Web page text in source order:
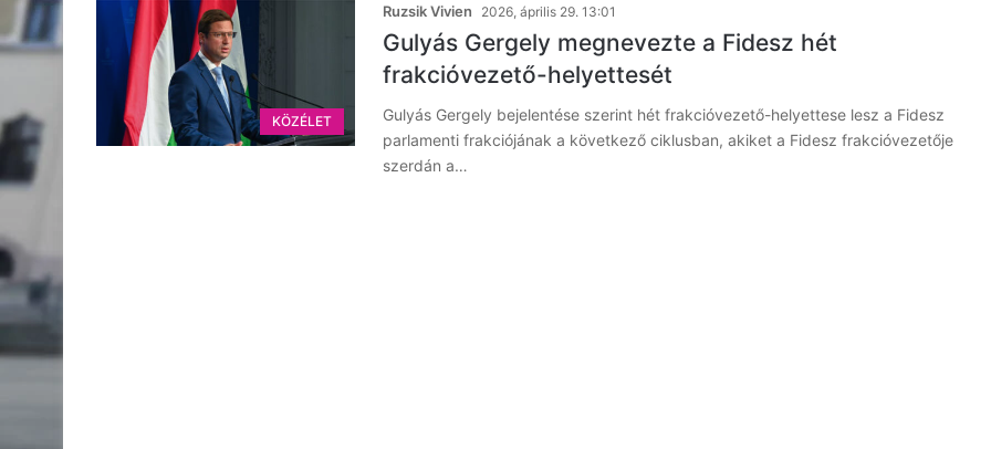
KÖZÉLET
Ruzsik Vivien 2026, április 29. 13:01
Gulyás Gergely megnevezte a Fidesz hét
frakcióvezető-helyettesét
Gulyás Gergely bejelentése szerint hét frakcióvezető-helyettese lesz a Fidesz
parlamenti frakciójának a következő ciklusban, akiket a Fidesz frakcióvezetője
szerdán a…